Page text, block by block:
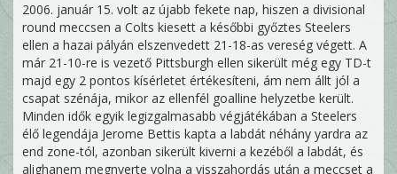
2006. január 15. volt az újabb fekete nap, hiszen a divisional
round meccsen a Colts kiesett a későbbi győztes Steelers
ellen a hazai pályán elszenvedett 21-18-as vereség végett. A
már 21-10-re is vezető Pittsburgh ellen sikerült még egy TD-t
majd egy 2 pontos kísérletet értékesíteni, ám nem állt jól a
csapat szénája, mikor az ellenfél goalline helyzetbe került.
Minden idők egyik legizgalmasabb végjátékában a Steelers
élő legendája Jerome Bettis kapta a labdát néhány yardra az
end zone-tól, azonban sikerült kiverni a kezéből a labdát, és
alighanem megnyerte volna a visszahordás után a meccset a